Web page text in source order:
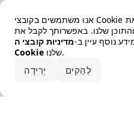
אנו משתמשים בקובצי Cookie שלנו ושל צד שלישי כדי לנתח את
שלנו. באפשרותך לקבל את
נוסף עיין ב-מדיניות קובצי ה-
Cookie
שלנו.
יְרִידָה לְהַקִים
Error